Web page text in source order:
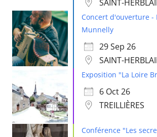
SAINT-
Concert d'ouverture -
Munnelly
29 Sep 26
SAINT-
Exposition "La Loire
6 Oct 26
TREILLIÈRES
Conférence "Les